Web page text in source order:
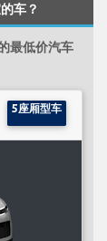
车？
最低价汽车
5座厢型车